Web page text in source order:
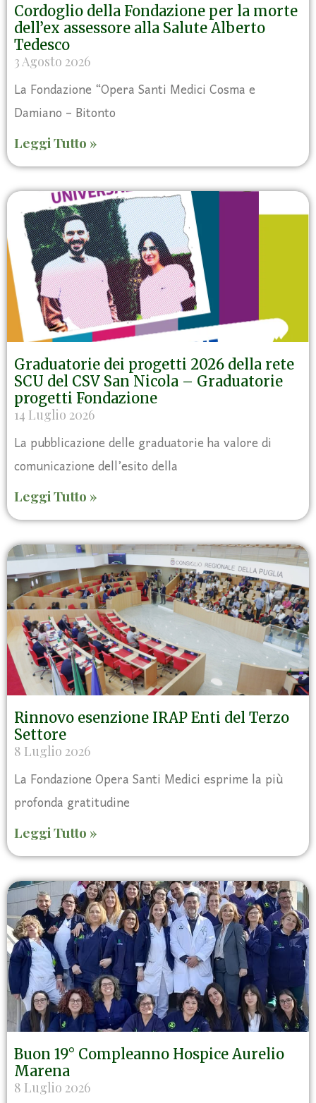
Cordoglio della Fondazione per la morte
dell’ex assessore alla Salute Alberto
Tedesco
3 Agosto 2026
La Fondazione “Opera Santi Medici Cosma e
Damiano – Bitonto
Leggi Tutto »
Graduatorie dei progetti 2026 della rete
SCU del CSV San Nicola – Graduatorie
progetti Fondazione
14 Luglio 2026
La pubblicazione delle graduatorie ha valore di
comunicazione dell’esito della
Leggi Tutto »
Rinnovo esenzione IRAP Enti del Terzo
Settore
8 Luglio 2026
La Fondazione Opera Santi Medici esprime la più
profonda gratitudine
Leggi Tutto »
Buon 19° Compleanno Hospice Aurelio
Marena
8 Luglio 2026